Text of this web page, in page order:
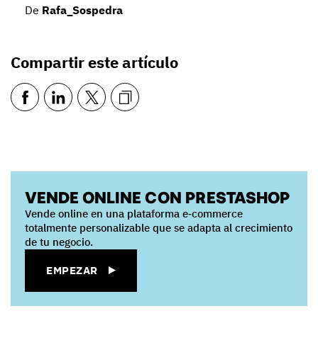
De Rafa_Sospedra
Compartir este artículo
VENDE ONLINE CON PRESTASHOP
Vende online en una plataforma e‑commerce
totalmente personalizable que se adapta al crecimiento
de tu negocio.
EMPEZAR